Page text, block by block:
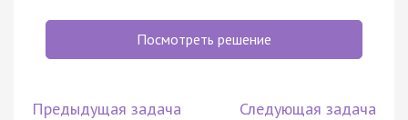
Посмотреть решение
Предыдущая задача Следующая задача